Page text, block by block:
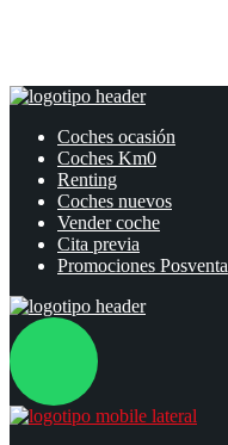
Coches ocasión
Coches Km0
Renting
Coches nuevos
Vender coche
Cita previa
Promociones Posventa